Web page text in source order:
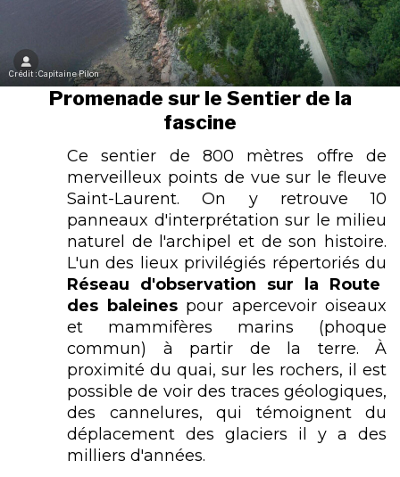
Crédit : Capitaine Pilon
Promenade sur le Sentier de la
fascine
Ce sentier de 800 mètres offre de
merveilleux points de vue sur le fleuve
Saint-Laurent. On y retrouve 10
panneaux d'interprétation sur le milieu
naturel de l'archipel et de son histoire.
L'un des lieux privilégiés répertoriés du
Réseau d'observation sur la Route
des baleinespour apercevoir oiseaux
et mammifères marins (phoque
commun) à partir de la terre. À
proximité du quai, sur les rochers, il est
possible de voir des traces géologiques,
des cannelures, qui témoignent du
déplacement des glaciers il y a des
milliers d'années.